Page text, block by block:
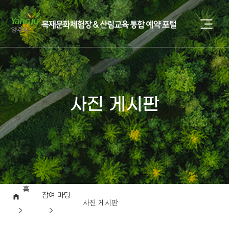
사진 게시판
홈
참여 마당
사진 게시판